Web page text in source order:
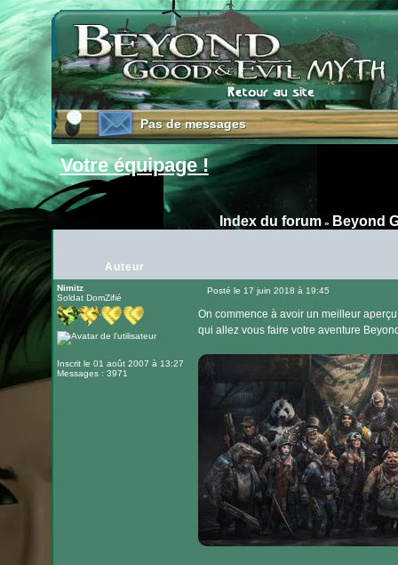
Pas de messages
Pas de messages
Votre équipage !
Index du forum» Beyond
Auteur
Nimitz
Soldat DomZifié
Inscrit le 01 août 2007 à 13:27
Messages : 3971
Posté le 17 juin 2018 à 19:45
On commence à avoir un meilleur
qui allez vous faire votre aventure